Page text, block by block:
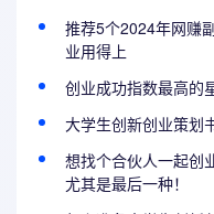
推荐5个2024年网赚
业用得上
创业成功指数最高的
大学生创新创业策划
想找个合伙人一起创
尤其是最后一种！